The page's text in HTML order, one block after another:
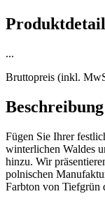
...
Bruttopreis (inkl.
Beschreibung
Fügen Sie Ihrer
winterlichen Waldes
hinzu. Wir
polnischen
Farbton von Tiefgrün